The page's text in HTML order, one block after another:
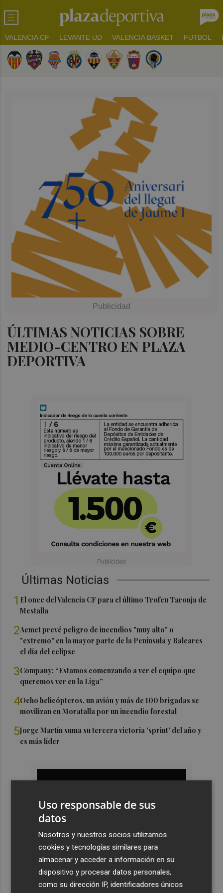
VALENCIA CF LEVANTE UD VALENCIA BASKET FUTBOL
ÚLTIMAS NOTICIAS SOBRE
MEDIO-CENTRO EN PLAZA
DEPORTIVA
Últimas Noticias
1 El once del Valencia CF para el último Trofeu Taronja de
Mestalla
2Aemet prevé peligro de incendios "muy alto" o
"extremo" en la mayor parte de la Península y Baleares
el día del eclipse
3Company: “Estamos comenzando a ver el equipo que
queremos ver en la Liga”
4Ocho helicópteros, un avión y más de 100 brigadas se
movilizan en Moratalla por un incendio forestal
5Jorge Martín suma su tercera victoria 'sprint' del año y
es más líder
Uso responsable de sus
datos
Nosotros y nuestros socios utilizamos
cookies y tecnologías similares para
almacenar y acceder a información en su
dispositivo y procesar datos personales,
como su dirección IP, identificadores únicos